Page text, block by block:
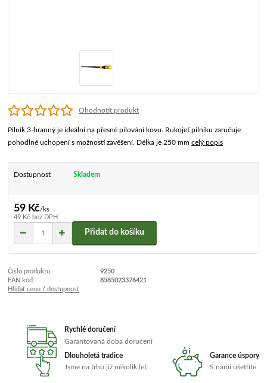
Ohodnotit produkt
Pilník 3-hranný je ideální na přesné pilování kovu. Rukojeť pilníku zaručuje
pohodlné uchopení s možností zavěšení. Délka je 250 mmcelý popis
Dostupnost Skladem
59 Kč/ks
49 Kč bez DPH
Přidat do košíku
Číslo produktu:
9250
EAN kód:
8585023376421
Hlídat cenu / dostupnost
Rychlé doručení
Garantovaná doba doručení
Dlouholetá tradice
Jsme na trhu již několik let
Garance úspory
S námi ušetříte